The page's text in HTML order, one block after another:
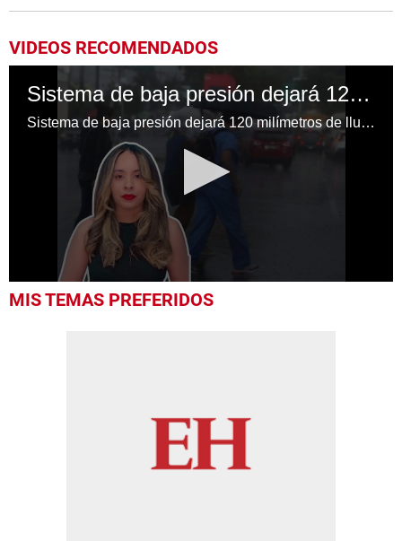
VIDEOS RECOMENDADOS
Sistema de baja presión dejará 120 milímetros de lluvia en Honduras
Sistema de baja presión dejará 120 milímetros de lluvia en Honduras
seconds
MIS TEMAS PREFERIDOS